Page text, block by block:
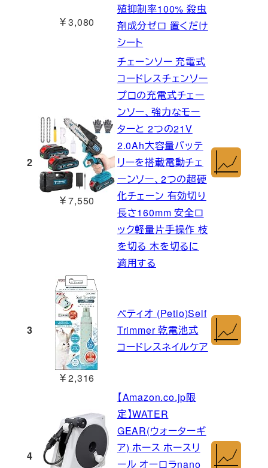
￥3,080
殖抑制率100% 殺虫
剤成分ゼロ 置くだけ
シート
2
￥7,550
チェーンソー 充電式
コードレスチェンソー
プロの充電式チェー
ンソー、強力なモー
ターと 2つの21V
2.0Ah大容量バッテ
リーを搭載電動チェ
ーンソー、2つの超硬
化チェーン 有効切り
長さ160mm 安全ロ
ック軽量片手操作 枝
を切る 木を切るに
適用する
3
￥2,316
ペティオ (Petio)Self
Trimmer 乾電池式
コードレスネイルケア
4
【Amazon.co.jp限
定】WATER
GEAR(ウォーターギ
ア) ホース ホースリ
ール オーロラnano